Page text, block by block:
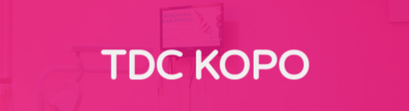
TDC KOPO